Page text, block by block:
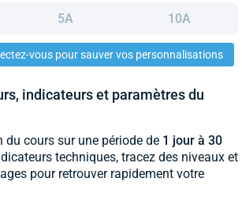
5A 10A
vous pour sauver vos personnalisations
indicateurs et paramètres du
du cours sur une période de 1 jour à 30
techniques, tracez des niveaux et
pour retrouver rapidement votre